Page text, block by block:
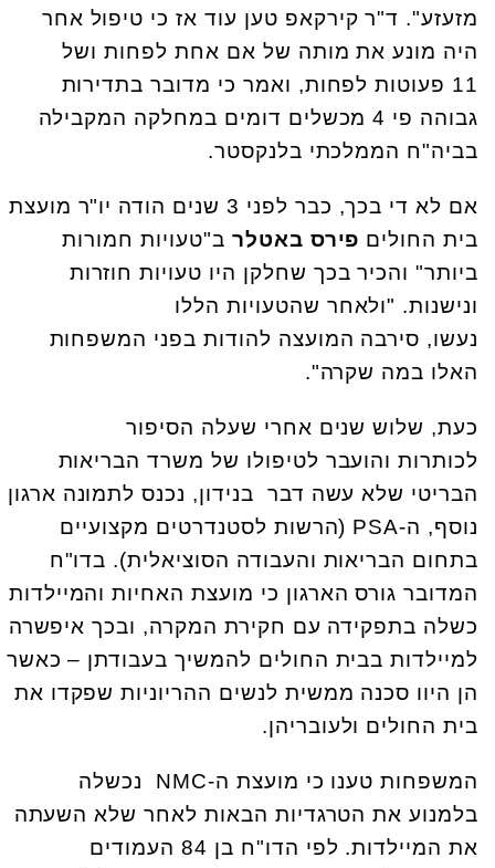
מזעזע". ד"ר קירקאפ טען עוד אז כי טיפול אחר
היה מונע את מותה של אם אחת לפחות ושל
11 פעוטות לפחות, ואמר כי מדובר בתדירות
גבוהה פי 4 מכשלים דומים במחלקה המקבילה
בביה"ח הממלכתי בלנקסטר.
אם לא די בכך, כבר לפני 3 שנים הודה יו"ר מועצת
בית החולים פירס באטלר ב"טעויות חמורות
ביותר" והכיר בכך שחלקן היו טעויות חוזרות
ונישנות. "ולאחר שהטעויות הללו
נעשו, סירבה המועצה להודות בפני המשפחות
האלו במה שקרה".
כעת, שלוש שנים אחרי שעלה הסיפור
לכותרות והועבר לטיפולו של משרד הבריאות
הבריטי שלא עשה דבר בנידון, נכנס לתמונה ארגון
נוסף, ה-PSA (הרשות לסטנדרטים מקצועיים
בתחום הבריאות והעבודה הסוציאלית). בדו"ח
המדובר גורס הארגון כי מועצת האחיות והמיילדות
כשלה בתפקידה עם חקירת המקרה, ובכך איפשרה
למיילדות בבית החולים להמשיך בעבודתן – כאשר
הן היוו סכנה ממשית לנשים ההריוניות שפקדו את
בית החולים ולעובריהן.
המשפחות טענו כי מועצת ה-NMC נכשלה
בלמנוע את הטרגדיות הבאות לאחר שלא השעתה
את המיילדות. לפי הדו"ח בן 84 העמודים